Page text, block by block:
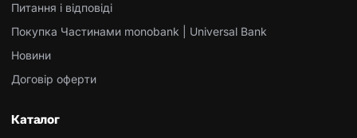
Питання і відповіді
Покупка Частинами monobank | Universal Bank
Новини
Договір оферти
Каталог